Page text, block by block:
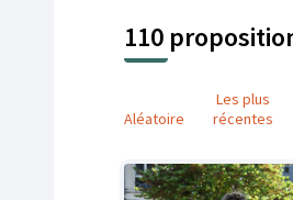
110
Aléatoire
Les plus
récentes